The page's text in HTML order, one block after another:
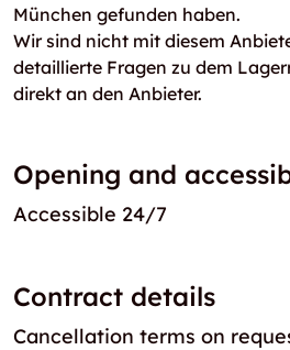
München gefunden haben.
Wir sind nicht mit diesem
detaillierte Fragen zu dem
direkt an den Anbieter.
Opening and
Accessible 24/7
Contract details
Cancellation terms on